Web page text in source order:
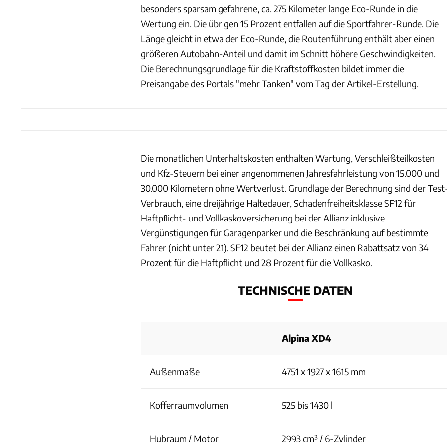
besonders sparsam gefahrene, ca. 275 Kilometer lange Eco-Runde in die
Wertung ein. Die übrigen 15 Prozent entfallen auf die Sportfahrer-Runde. Die
Länge gleicht in etwa der Eco-Runde, die Routenführung enthält aber einen
größeren Autobahn-Anteil und damit im Schnitt höhere Geschwindigkeiten.
Die Berechnungsgrundlage für die Kraftstoffkosten bildet immer die
Preisangabe des Portals "mehr Tanken" vom Tag der Artikel-Erstellung.
Die monatlichen Unterhaltskosten enthalten Wartung, Verschleißteilkosten
und Kfz-Steuern bei einer angenommenen Jahresfahrleistung von 15.000 und
30.000 Kilometern ohne Wertverlust. Grundlage der Berechnung sind der
Verbrauch, eine dreijährige Haltedauer, Schadenfreiheitsklasse SF12 für
Haftpﬂicht- und Vollkaskoversicherung bei der Allianz inklusive
Vergünstigungen für Garagenparker und die Beschränkung auf bestimmte
Fahrer (nicht unter 21). SF12 beutet bei der Allianz einen Rabattsatz von 34
Prozent für die Haftpflicht und 28 Prozent für die Vollkasko.
TECHNISCHE DATEN
Alpina XD4
Außenmaße 4751 x 1927 x 1615 mm
Kofferraumvolumen 525 bis 1430 l
Hubraum / Motor 2993 cm³ / 6-Zylinder